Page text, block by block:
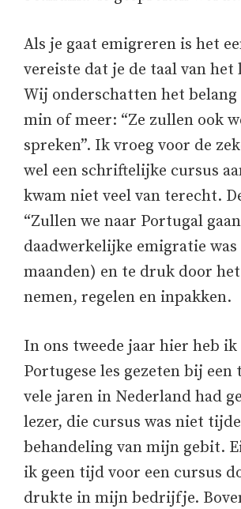
Als je gaat emigreren is het
vereiste dat je de taal van het
Wij onderschatten het belang
min of meer: “Ze zullen ook
spreken”. Ik vroeg voor de
wel een schriftelijke cursus
kwam niet veel van terecht.
“Zullen we naar Portugal
daadwerkelijke emigratie
maanden) en te druk door
nemen, regelen en inpakken.
In ons tweede jaar hier heb ik
Portugese les gezeten bij een
vele jaren in Nederland had
lezer, die cursus was niet
behandeling van mijn gebit.
ik geen tijd voor een cursus
drukte in mijn bedrijfje.